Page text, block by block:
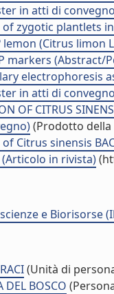
in atti di
zygotic plantlets
lemon (Citrus limon
markers (Abstract/
electrophoresis
in atti di
OF CITRUS
(Prodotto della
Citrus sinensis
in rivista)
e Biorisorse
(Unità di
DEL BOSCO